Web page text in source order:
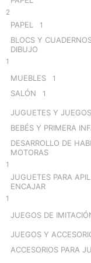
2
PAPEL 1
BLOCS Y
DIBUJO
1
MUEBLES 1
SALÓN 1
JUGUETES Y JUEGOS
BEBÉS Y PRIMERA
DESARROLLO DE
MOTORAS
1
JUGUETES PARA
ENCAJAR
1
JUEGOS DE
JUEGOS Y
ACCESORIOS PARA